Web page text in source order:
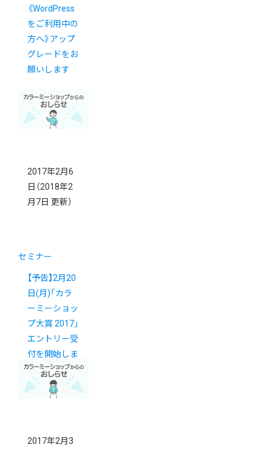
《WordPress
をご利用中の
方へ》アップ
グレードをお
願いします
2017年2月6
日 （2018年2
月7日 更新）
セミナー
【予告】2月20
日(月)「カラ
ーミーショッ
プ大賞 2017」
エントリー受
付を開始しま
す
2017年2月3